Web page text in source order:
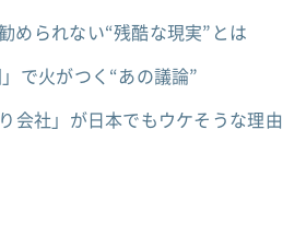
められない“残酷な現実”とは
で火がつく“あの議論”
会社」が日本でもウケそうな理由